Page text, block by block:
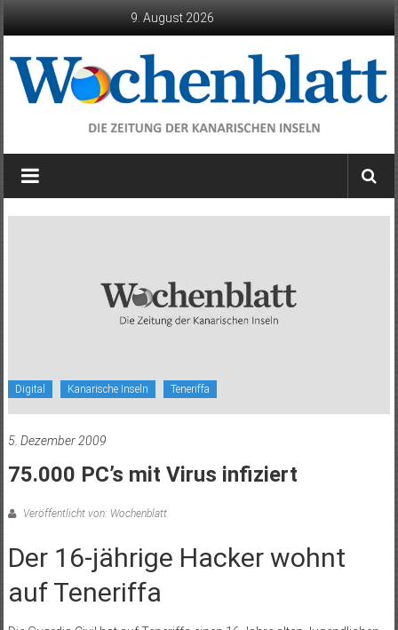
9. August 2026
Wochenblatt
die
Digital Kanarische Inseln Teneriffa
5. Dezember 2009
75.000 PC’s mit Virus infiziert
Veröffentlicht von: Wochenblatt
Der 16-jährige Hacker wohnt
auf Teneriffa